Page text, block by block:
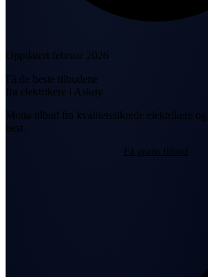
Oppdatert februar 2026
Få de beste tilbudene
fra elektrikere i Askøy
Motta tilbud fra kvalitetssikrede elektrikere og
best.
Få gratis tilbud